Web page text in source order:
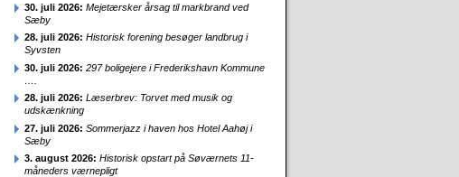
30. juli 2026: Mejetærsker årsag til markbrand ved
Sæby
28. juli 2026: Historisk forening besøger landbrug i
Syvsten
30. juli 2026: 297 boligejere i Frederikshavn Kommune
….
28. juli 2026: Læserbrev: Torvet med musik og
udskænkning
27. juli 2026: Sommerjazz i haven hos Hotel Aahøj i
Sæby
3. august 2026: Historisk opstart på Søværnets 11-
måneders værnepligt